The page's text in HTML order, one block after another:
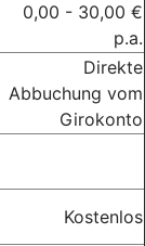
0,00 - 30,00 €
p.a.
Direkte
Abbuchung vom
Girokonto
Kostenlos